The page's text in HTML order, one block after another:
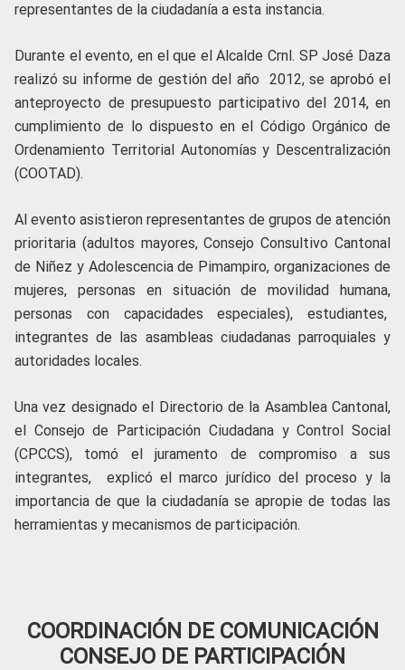
representantes de la ciudadanía a esta instancia.
Durante el evento, en el que el Alcalde Crnl. SP José Daza
realizó su informe de gestión del año 2012, se aprobó el
anteproyecto de presupuesto participativo del 2014, en
cumplimiento de lo dispuesto en el Código Orgánico de
Ordenamiento Territorial Autonomías y Descentralización
(COOTAD).
Al evento asistieron representantes de grupos de atención
prioritaria (adultos mayores, Consejo Consultivo Cantonal
de Niñez y Adolescencia de Pimampiro, organizaciones de
mujeres, personas en situación de movilidad humana,
personas con capacidades especiales), estudiantes,
integrantes de las asambleas ciudadanas parroquiales y
autoridades locales.
Una vez designado el Directorio de la Asamblea Cantonal,
el Consejo de Participación Ciudadana y Control Social
(CPCCS), tomó el juramento de compromiso a sus
integrantes, explicó el marco jurídico del proceso y la
importancia de que la ciudadanía se apropie de todas las
herramientas y mecanismos de participación.
COORDINACIÓN DE COMUNICACIÓN
CONSEJO DE PARTICIPACIÓN